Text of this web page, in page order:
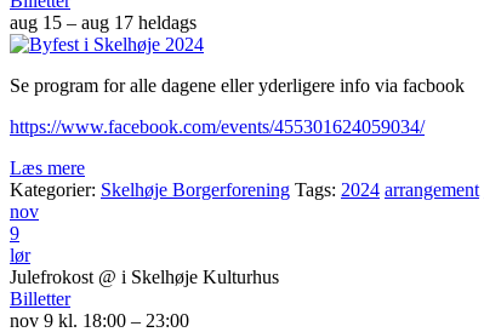
aug 15 – aug 17 heldags
Se program for alle dagene eller yderligere info via facbook
https://www.facebook.com/events/455301624059034/
Læs mere
Kategorier: Skelhøje Borgerforening Tags: 2024 arrangement
nov
9
lør
Julefrokost @ i Skelhøje Kulturhus
Billetter
nov 9 kl. 18:00 – 23:00